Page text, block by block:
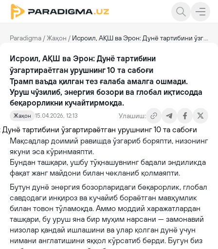
Paradigma /Жаҳон / Исроил, АҚШ ва Эрон: Дунё тартибини ўзгартираётган урушнинг 10 та сабоғи
Исроил, АҚШ ва Эрон: Дунё тартибини
ўзгартираётган урушнинг 10 та сабоғи
Трамп ваъда қилган тез ғалаба амалга ошмади.
Уруш чўзилиб, энергия бозори ва глобал иқтисодда
беқарорликни кучайтирмоқда.
Жаҳон 15.04.2026, 12:13 Улашиш:
Мақсадлар доимий равишда ўзгариб боряпти, низонинг
якуни эса кўринмаяпти.
Бундан ташқари, ушбу тўқнашувнинг бадали эндиликда
фақат жанг майдони билан чекланиб қолмаяпти.
Бутун дунё энергия бозорларидаги беқарорлик, глобал
савдодаги инқироз ва кучайиб бораётган мавҳумлик
билан товон тўламоқда. Аммо моддий харажатлардан
ташқари, бу уруш яна бир муҳим нарсани — замонавий
низолар қандай ишлашини ва улар қолган дунё учун
нимани англатишини яққол кўрсатиб берди. Бугун биз